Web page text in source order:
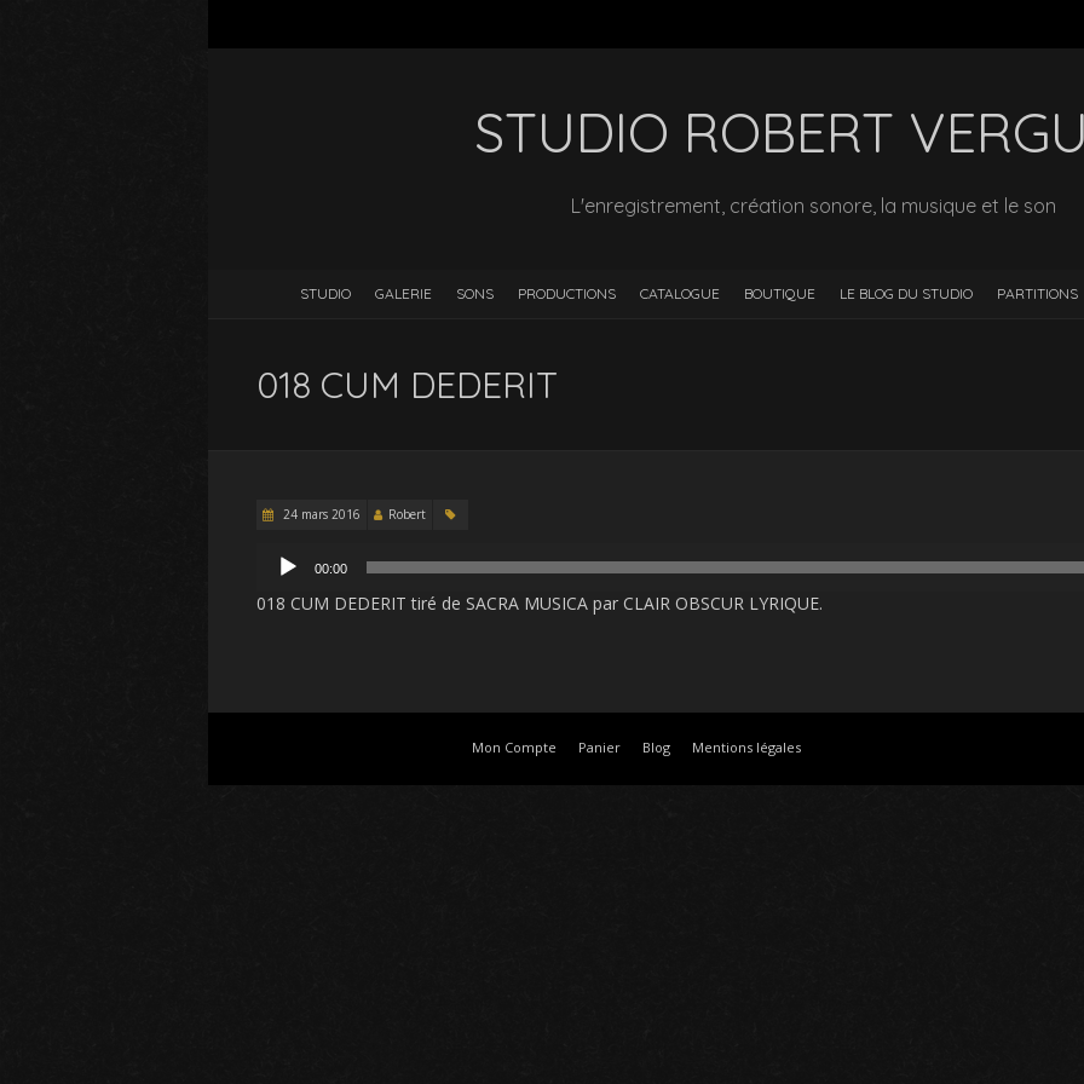
STUDIO ROBERT
L'enregistrement, création sonore, la musique et le son
STUDIO GALERIE SONS PRODUCTIONS CATALOGUE BOUTIQUE LE BLOG DU STUDIO PARTITIONS
018 CUM DEDERIT
24 mars 2016 Robert
Lecteur
audio
00:00
018 CUM DEDERIT tiré de SACRA MUSICA par CLAIR OBSCUR LYRIQUE.
Mon Compte Panier Blog Mentions légales